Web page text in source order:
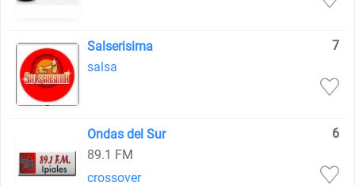
Salserisima
7
salsa
Ondas del Sur
6
89.1 FM
crossover